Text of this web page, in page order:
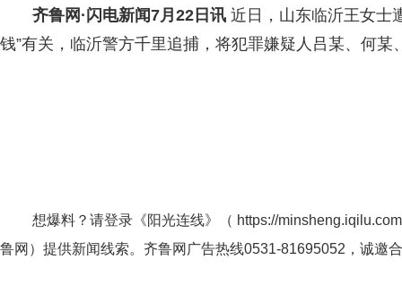
齐鲁网 ·闪电新闻7月22日讯 近日，山东临沂王女士
钱”有关，临沂警方千里追捕，将犯罪嫌疑人吕某、何
想爆料？请登录《阳光连线》（ https://
鲁网 ）提供新闻线索。齐鲁网广告热线0531-81695052 ，诚邀